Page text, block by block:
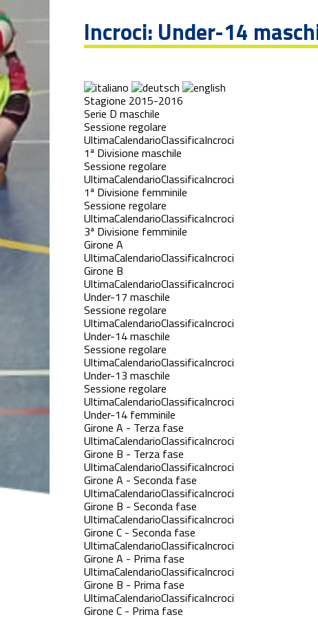
Incroci: Under-14
Stagione 2015-2016
Serie D maschile
Sessione regolare
UltimaCalendarioClassificaIncroci
1ª Divisione maschile
Sessione regolare
UltimaCalendarioClassificaIncroci
1ª Divisione femminile
Sessione regolare
UltimaCalendarioClassificaIncroci
3ª Divisione femminile
Girone A
UltimaCalendarioClassificaIncroci
Girone B
UltimaCalendarioClassificaIncroci
Under-17 maschile
Sessione regolare
UltimaCalendarioClassificaIncroci
Under-14 maschile
Sessione regolare
UltimaCalendarioClassificaIncroci
Under-13 maschile
Sessione regolare
UltimaCalendarioClassificaIncroci
Under-14 femminile
Girone A - Terza fase
UltimaCalendarioClassificaIncroci
Girone B - Terza fase
UltimaCalendarioClassificaIncroci
Girone A - Seconda fase
UltimaCalendarioClassificaIncroci
Girone B - Seconda fase
UltimaCalendarioClassificaIncroci
Girone C - Seconda fase
UltimaCalendarioClassificaIncroci
Girone A - Prima fase
UltimaCalendarioClassificaIncroci
Girone B - Prima fase
UltimaCalendarioClassificaIncroci
Girone C - Prima fase